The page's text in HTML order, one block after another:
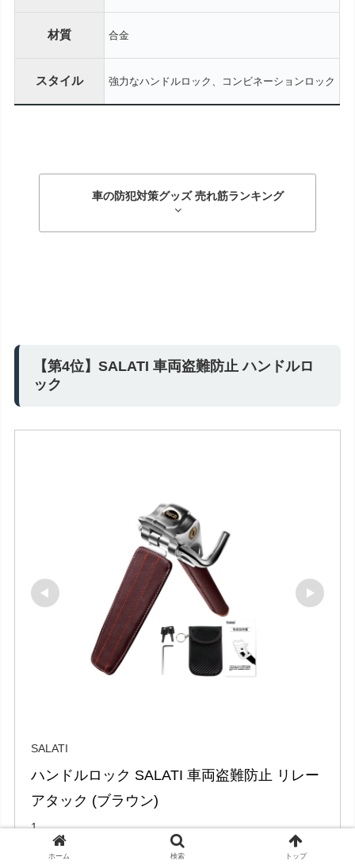
材質 合金
スタイル 強力なハンドルロック、コンビネーションロック
車の防犯対策グッズ 売れ筋ランキング
【第4位】SALATI 車両盗難防止 ハンドルロ
ック
SALATI
ハンドルロック SALATI 車両盗難防止 リレー
アタック (ブラウン)
1
ホーム 検索 トップ